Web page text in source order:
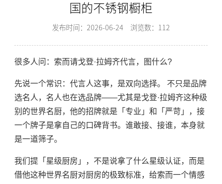
国的不锈钢橱柜
发布时间：2026-06-24 浏览数：112
很多人问：索而请戈登·拉姆齐代言，图什么?
先说一个常识：代言人这事，是双向选择。 不只是品牌
选名人，名人也在选品牌——尤其是戈登·拉姆齐这种级
别的世界名厨，他的招牌就是「专业」和「严苛」，接
一个牌子是拿自己的口碑背书。谁敢接、接谁，本身就
是一道筛子。
我们提「星级厨房」，不是说拿了什么星级认证，而是
借他这种世界名厨对厨房的极致标准，给索而一个情感